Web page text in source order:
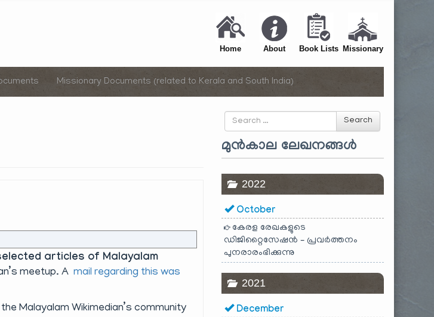
Home About Book Lists Missionary
Missionary Documents (related to Kerala and South India)
articles of Malayalam
meetup. A mail regarding this was
Malayalam Wikimedian’s community
Search
for
Search
മുൻകാല ലേഖനങ്ങൾ
2022
October
കേരള രേഖകളുടെ
ഡിജിറ്റൈസേഷൻ – പ്രവർത്തനം
പുനരാരംഭിക്കുന്നു
2021
December